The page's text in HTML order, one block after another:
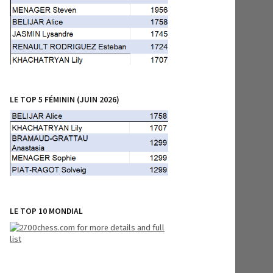
LE TOP 5 FÉMININ (JUIN 2026)
LE TOP 10 MONDIAL